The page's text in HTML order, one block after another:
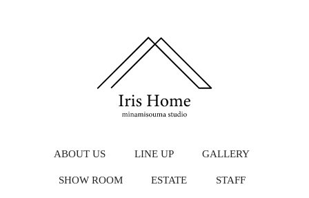
ABOUT US LINE UP GALLERY
SHOW ROOM ESTATE STAFF